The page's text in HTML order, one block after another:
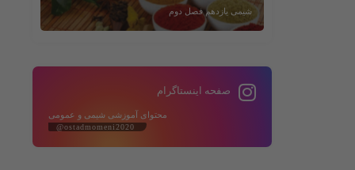
شیمی یازدهم فصل دوم
صفحه اینستاگرام
محتوای آموزشی شیمی و عمومی
@ostadmomeni2020